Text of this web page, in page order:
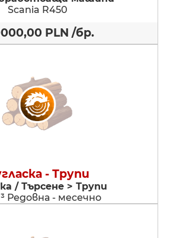
Scania R450
PLN /бр.
- Трупи
/ Търсене > Трупи
Редовна - месечно